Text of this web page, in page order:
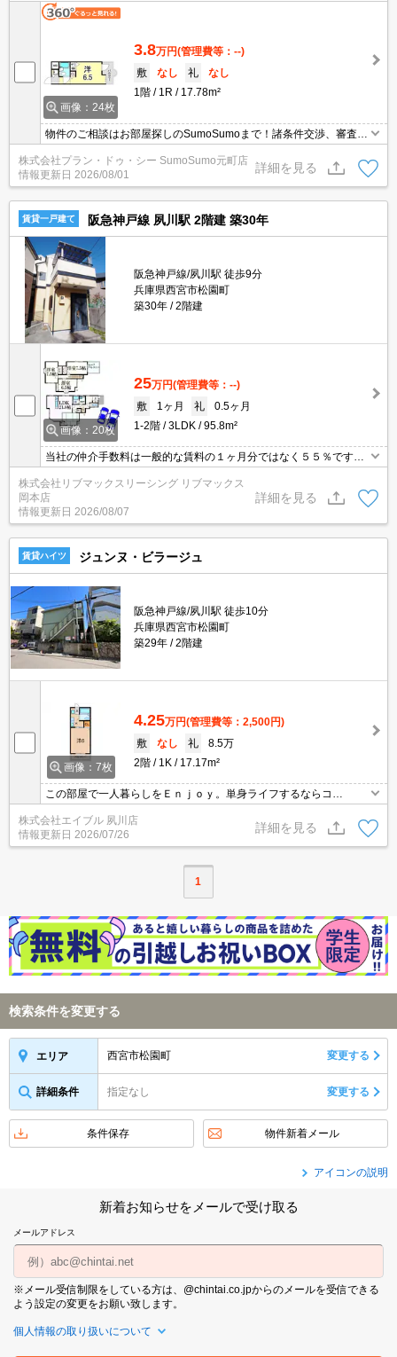
す。こちらの物件では初期費用をカードでお支払いいただけます。
画像：24枚
3.8万円(管理費等：--)
敷
なし 礼
なし
1階
1R 17.78m²
物件のご相談はお部屋探しのSumoSumoまで！諸条件交渉、審査等
自信がございます！是非一度ご相談ください♪♪
株式会社プラン・ドゥ・シー SumoSumo元町店
情報更新日 2026/08/01
詳細を見る
賃貸一戸建て 阪急神戸線 夙川駅 2階建 築30年
阪急神戸線/夙川駅 徒歩9分
兵庫県西宮市松園町
築30年
2階建
画像：20枚
25万円(管理費等：--)
敷
1ヶ月 礼
0.5ヶ月
1-2階
3LDK 95.8m²
当社の仲介手数料は一般的な賃料の１ヶ月分ではなく５５％です。
駐車場2台分付。2年間転勤留守宅契約、2年以上はオーナー帰任ま
で入居可能です。初期費用クレジット支払可能。初期費用分割払い
相談可能。他社掲載物件もまとめてご紹介可能です。問合せ当日で
もご対応可能。オンライン案内可。
株式会社リブマックスリーシング リブマックス
岡本店
情報更新日 2026/08/07
詳細を見る
賃貸ハイツ ジュンヌ・ビラージュ
阪急神戸線/夙川駅 徒歩10分
兵庫県西宮市松園町
築29年
2階建
画像：7枚
4.25万円(管理費等：2,500円)
敷
なし 礼
8.5万
2階
1K 17.17m²
この部屋で一人暮らしをＥｎｊｏｙ。単身ライフするならコ
コ！！。きっとご満悦。インターネット無料。南向きベランダで日
当たりもGOOD。留学生にもオススメです。
株式会社エイブル 夙川店
情報更新日 2026/07/26
詳細を見る
1
検索条件を変更する
エリア 西宮市松園町 変更する
詳細条件 指定なし 変更する
条件保存 物件新着メール
アイコンの説明
新着お知らせをメールで受け取る
メールアドレス
※メール受信制限をしている方は、@chintai.co.jpからのメールを受信できる
よう設定の変更をお願い致します。
個人情報の取り扱いについて